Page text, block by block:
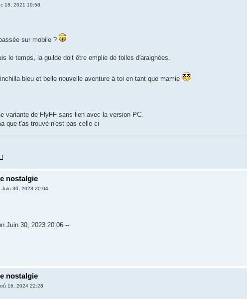
18, 2021 19:58
sur mobile ?
le temps, la guilde doit être emplie de toiles d'araignées.
bleu et belle nouvelle aventure à toi en tant que mamie
variante de FlyFF sans lien avec la version PC.
que t'as trouvé n'est pas celle-ci
!
nostalgie
Juin 30, 2023 20:04
Juin 30, 2023 20:06 --
nostalgie
16, 2024 22:28